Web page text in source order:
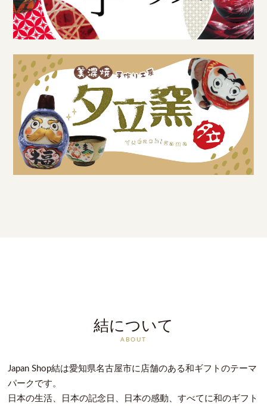
結について
ABOUT
Japan Shop結は愛知県名古屋市に店舗のある和ギフトのテーマ
パークです。
日本の生活、日本の記念日、日本の感動、すべてに和のギフト